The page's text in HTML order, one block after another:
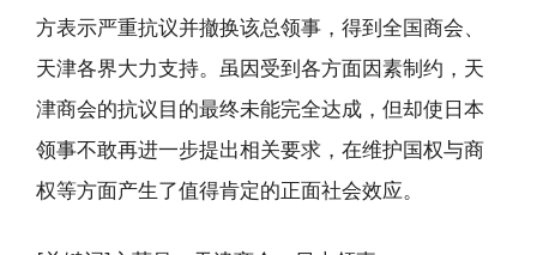
方表示严重抗议并撤换该总领事，得到全国商会、
天津各界大力支持。虽因受到各方面因素制约，天
津商会的抗议目的最终未能完全达成，但却使日本
领事不敢再进一步提出相关要求，在维护国权与商
权等方面产生了值得肯定的正面社会效应。